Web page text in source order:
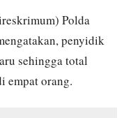
Polda
penyidik
sehingga total
empat orang.